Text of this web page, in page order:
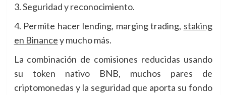
3. Seguridad y reconocimiento.
4. Permite hacer lending, marging trading, staking
en Binancey mucho más.
La combinación de comisiones reducidas usando
su token nativo BNB, muchos pares de
criptomonedas y la seguridad que aporta su fondo